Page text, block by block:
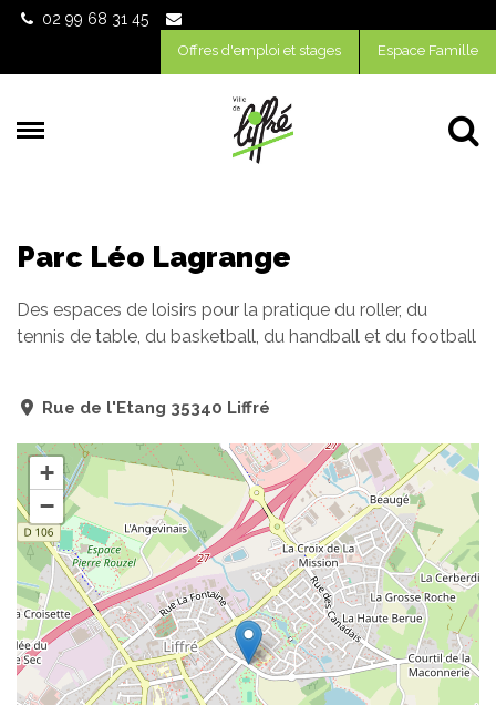
Gestion des traceurs
02 99 68 31 45
Offres d'emploi et stages Espace Famille
Parc Léo Lagrange
Des espaces de loisirs pour la pratique du roller, du
tennis de table, du basketball, du handball et du football
Rue de l'Etang 35340 Liffré
+
−